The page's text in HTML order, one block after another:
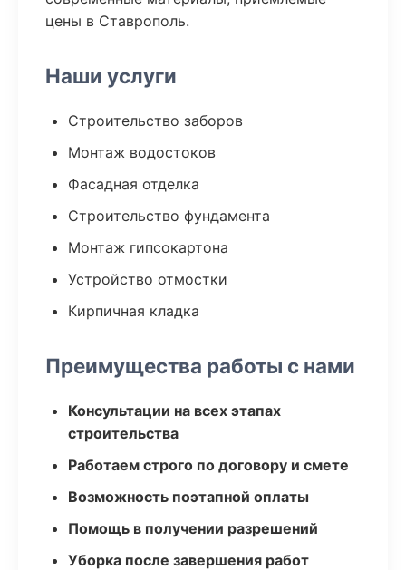
цены в Ставрополь.
Наши услуги
Строительство заборов
Монтаж водостоков
Фасадная отделка
Строительство фундамента
Монтаж гипсокартона
Устройство отмостки
Кирпичная кладка
Преимущества работы с нами
Консультации на всех этапах
строительства
Работаем строго по договору и смете
Возможность поэтапной оплаты
Помощь в получении разрешений
Уборка после завершения работ